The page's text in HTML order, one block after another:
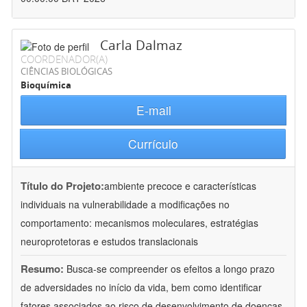
Carla Dalmaz
COORDENADOR(A)
CIÊNCIAS BIOLÓGICAS
Bioquímica
E-mail
Currículo
Título do Projeto:ambiente precoce e características
individuais na vulnerabilidade a modificações no
comportamento: mecanismos moleculares, estratégias
neuroprotetoras e estudos translacionais
Resumo: Busca-se compreender os efeitos a longo prazo
de adversidades no início da vida, bem como identificar